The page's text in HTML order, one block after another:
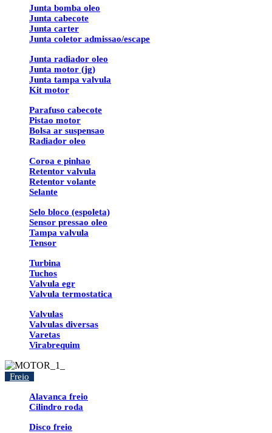
Junta bomba oleo
Junta cabecote
Junta carter
Junta coletor admissao/escape
Junta radiador oleo
Junta motor (jg)
Junta tampa valvula
Kit motor
Parafuso cabecote
Pistao motor
Bolsa ar suspensao
Radiador oleo
Coroa e pinhao
Retentor valvula
Retentor volante
Selante
Selo bloco (espoleta)
Sensor pressao oleo
Tampa valvula
Tensor
Turbina
Tuchos
Valvula egr
Valvula termostatica
Valvulas
Valvulas diversas
Varetas
Virabrequim
Freio
Alavanca freio
Cilindro roda
Disco freio